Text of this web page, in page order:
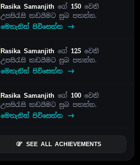
Rasika Samanjithගේ 150වෙනි
උපසිරැසි කඩයීමට සුබ පතන්න.
මෙතැනින් පිවිසෙන්න
Rasika Samanjithගේ 125 වෙනි
උපසිරැසි කඩයීමට සුබ පතන්න.
මෙතැනින් පිවිසෙන්න
Rasika Samanjithගේ 100වෙනි
උපසිරැසි කඩයීමට සුබ පතන්න.
මෙතැනින් පිවිසෙන්න
SEE ALL ACHIEVEMENTS